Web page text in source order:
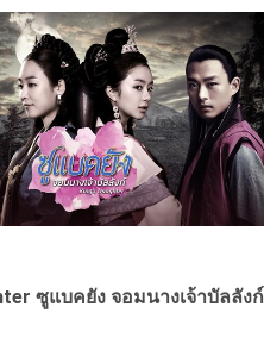
ซูแบคยัง จอมนางเจ้าบัลลังก์